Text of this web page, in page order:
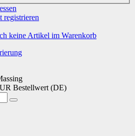
registrieren
keine Artikel im Warenkorb
Bestellwert (DE)